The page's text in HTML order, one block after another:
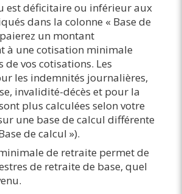
est déficitaire ou inférieur aux
dans la colonne « Base de
un montant
à une cotisation minimale
de vos cotisations. Les
les indemnités journalières,
invalidité-décès et pour la
plus calculées selon votre
une base de calcul différente
de calcul »).
de retraite permet de
de retraite de base, quel